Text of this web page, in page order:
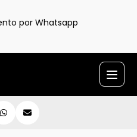
por Whatsapp